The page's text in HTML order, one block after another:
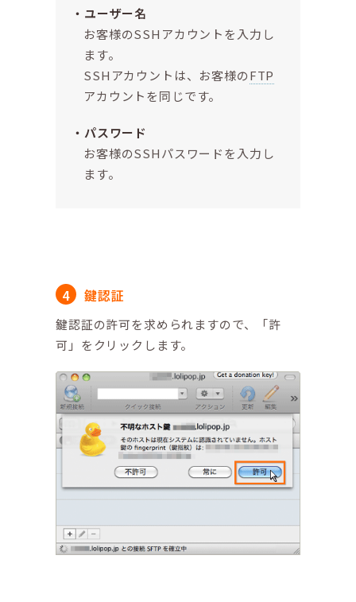
ユーザー名
お客様のSSHアカウントを入力し
ます。
SSHアカウントは、お客様のFTP
アカウントを同じです。
パスワード
お客様のSSHパスワードを入力し
ます。
鍵認証
鍵認証の許可を求められますので、「許
可」をクリックします。